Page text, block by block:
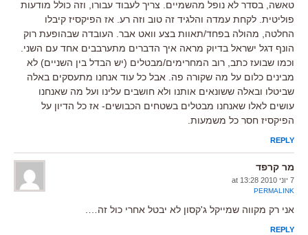
טאשה, בסדר לא נופל מהשמיים. צריך לעבוד עבורו, וזה כולל מודעות
פוליטית. לקחת עמדה והלגיד זה טוב וזה רע. אז הפיקסיז קיבלו
החלטה, מהולה בפחד/תאוות בצע וואט אבר. העובדה שבהופעת רוק
הונף דגל ישראל בדיוק מראה איך הדברים מתערבבים אחד עם השני.
וכמו שבועז כתב, רוב המחרימים/מבטלים (יש הבדל בין השניים) לא
מבינים כלום על מה שקורה פה. אבל כל עוד אנחנו מתעסקים באלה
שביטלו ובאלה ששונאים אותנו ולא חושבים עלינו ועל מה שאנחנו
עושים לאלו שאנחנו מבטלים בשטחים הכבושים- אז כל הדיון על
הפיקסיז חסר כל משמעות.
REPLY
מר קרפד
7 יוני 2010 at 13:28
PERMALINK
אני רק מקווה שמייקל ג'קסון לא יבטל אחרי כול זה….
REPLY